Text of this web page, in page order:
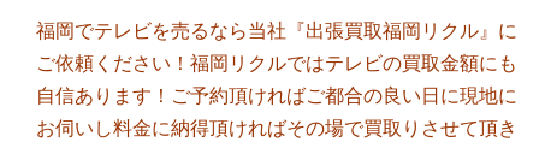
福岡でテレビを売るなら当社『出張買取福岡リクル』に
ご依頼ください！福岡リクルではテレビの買取金額にも
自信あります！ご予約頂ければご都合の良い日に現地に
お伺いし料金に納得頂ければその場で買取りさせて頂き